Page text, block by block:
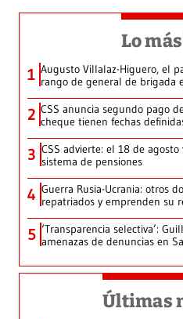
Lo
1 Augusto Villalaz-Higuero, el
rango de general de brigada
2 CSS anuncia segundo pago
cheque tienen fechas
3 CSS advierte: el 18 de
sistema de pensiones
4 Guerra Rusia-Ucrania: otros
repatriados y emprenden su
5 ‘Transparencia selectiva’:
amenazas de denuncias en
Últimas